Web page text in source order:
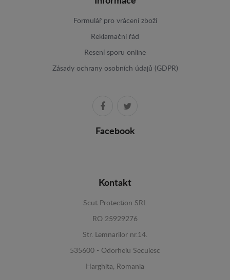
Formulář pro vrácení zboží
Reklamační řád
Resení sporu online
Zásady ochrany osobních údajů (GDPR)
Facebook
Kontakt
Scut Protection SRL
RO 25929276
Str. Lemnarilor nr.14.
535600 - Odorheiu Secuiesc
Harghita, Romania